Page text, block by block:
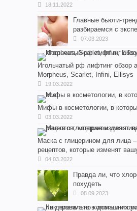
18.11.2022
Главные бьюти-
разбираемся с
07.03.2023
Игольчатый рф лифтинг обзор
Morpheus, Scarlet, Infini, Ellisys
19.03.2022
Мифы в косметологии, в
03.03.2022
Маска с глицерином для лица
рецептов, которые изменят
04.03.2022
Правда ли, что
похудеть
08.09.2023